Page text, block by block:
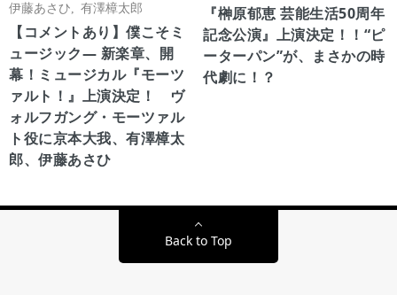
伊藤あさひ
有澤樟太郎
【コメントあり】僕こそミ
ュージック― 新楽章、開
幕！ミュージカル『モーツ
ァルト！』上演決定！ ヴ
ォルフガング・モーツァル
ト役に京本大我、有澤樟太
郎、伊藤あさひ
『榊原郁恵 芸能生活50周年
記念公演』上演決定！！“ピ
ーターパン”が、まさかの時
代劇に！？
Back to Top